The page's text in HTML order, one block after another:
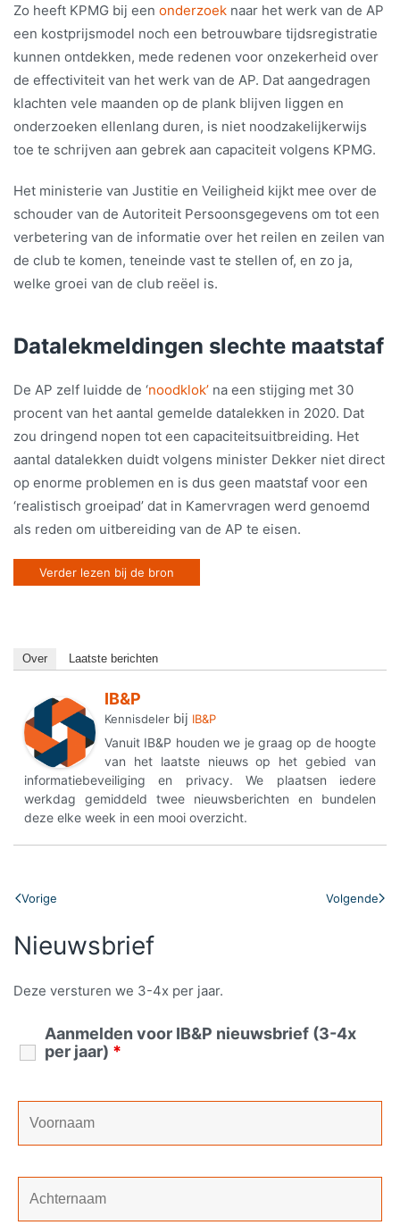
Zo heeft KPMG bij een onderzoek naar het werk van de AP
een kostprijsmodel noch een betrouwbare tijdsregistratie
kunnen ontdekken, mede redenen voor onzekerheid over
de effectiviteit van het werk van de AP. Dat aangedragen
klachten vele maanden op de plank blijven liggen en
onderzoeken ellenlang duren, is niet noodzakelijkerwijs
toe te schrijven aan gebrek aan capaciteit volgens KPMG.
Het ministerie van Justitie en Veiligheid kijkt mee over de
schouder van de Autoriteit Persoonsgegevens om tot een
verbetering van de informatie over het reilen en zeilen van
de club te komen, teneinde vast te stellen of, en zo ja,
welke groei van de club reëel is.
Datalekmeldingen slechte maatstaf
De AP zelf luidde de ‘noodklok’ na een stijging met 30
procent van het aantal gemelde datalekken in 2020. Dat
zou dringend nopen tot een capaciteitsuitbreiding. Het
aantal datalekken duidt volgens minister Dekker niet direct
op enorme problemen en is dus geen maatstaf voor een
‘realistisch groeipad’ dat in Kamervragen werd genoemd
als reden om uitbereiding van de AP te eisen.
Verder lezen bij de bron
Over Laatste berichten
IB&P
Kennisdeler bij IB&P
Vanuit IB&P houden we je graag op de hoogte
van het laatste nieuws op het gebied van
informatiebeveiliging en privacy. We plaatsen iedere
werkdag gemiddeld twee nieuwsberichten en bundelen
deze elke week in een mooi overzicht.
Vorige Volgende
Nieuwsbrief
Deze versturen we 3-4x per jaar.
Aanmelden voor IB&P nieuwsbrief (3-4x
per jaar) *